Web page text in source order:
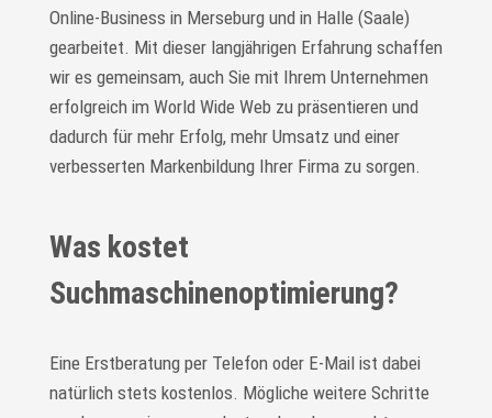
Online-Business in Merseburg und in Halle (Saale)
gearbeitet. Mit dieser langjährigen Erfahrung schaffen
wir es gemeinsam, auch Sie mit Ihrem Unternehmen
erfolgreich im World Wide Web zu präsentieren und
dadurch für mehr Erfolg, mehr Umsatz und einer
verbesserten Markenbildung Ihrer Firma zu sorgen.
Was kostet
Suchmaschinenoptimierung?
Eine Erstberatung per Telefon oder E-Mail ist dabei
natürlich stets kostenlos. Mögliche weitere Schritte